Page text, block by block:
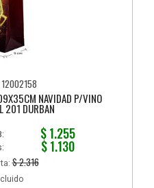
12002158
NAVIDAD P/VINO
201 DURBAN
$ 1.255
$ 1.130
$ 2.316